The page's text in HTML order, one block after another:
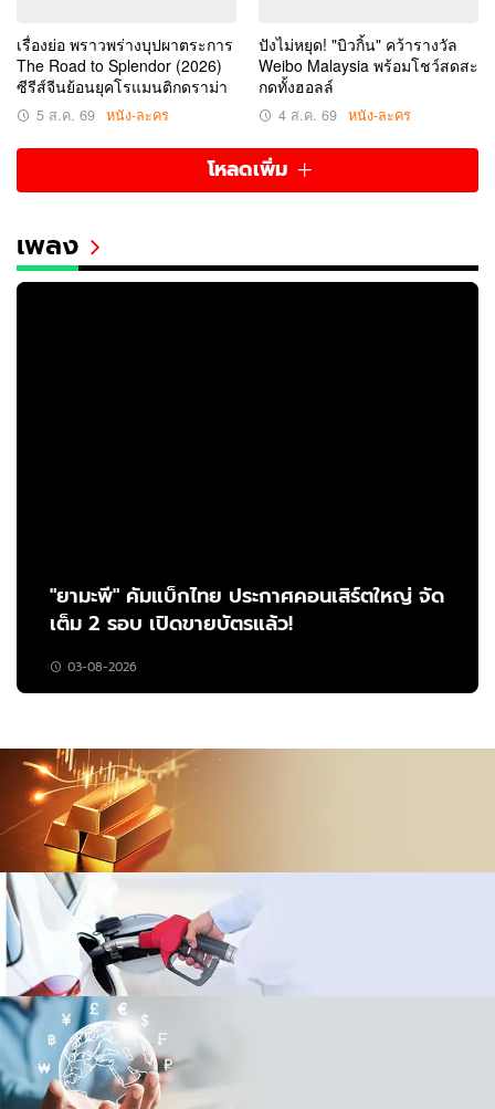
เรื่องย่อ พราวพร่างบุปผาตระการ
The Road to Splendor (2026)
ซีรีส์จีนย้อนยุคโรแมนติกดราม่า
5 ส.ค. 69 หนัง-ละคร
ปังไม่หยุด! "บิวกิ้น" คว้ารางวัล
Weibo Malaysia พร้อมโชว์สดสะ
กดทั้งฮอลล์
4 ส.ค. 69 หนัง-ละคร
โหลดเพิ่ม
เพลง
"ยามะพี" คัมแบ็กไทย ประกาศคอนเสิร์ตใหญ่ จัด
เต็ม 2 รอบ เปิดขายบัตรแล้ว!
03-08-2026
ราคาทอง
เปรียบเทียบ
ราคาน้ำมัน